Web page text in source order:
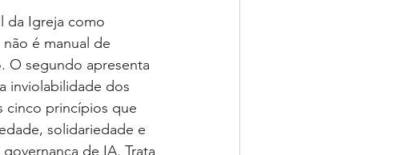
da Igreja como
é manual de
O segundo apresenta
inviolabilidade dos
cinco princípios que
solidariedade e
de IA. Trata